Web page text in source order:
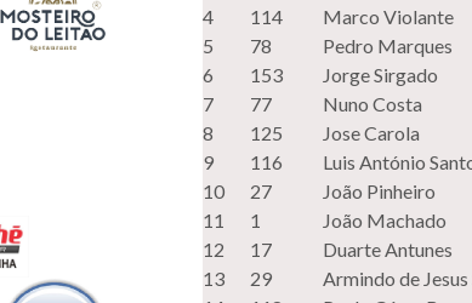
4
114 Marco Violante
5
78 Pedro Marques
6
153 Jorge Sirgado
7
77 Nuno Costa
8
125 Jose Carola
9
116 Luis António
10
27 João Pinheiro
11
1 João Machado
12
17 Duarte Antunes
13
29 Armindo de Jesus